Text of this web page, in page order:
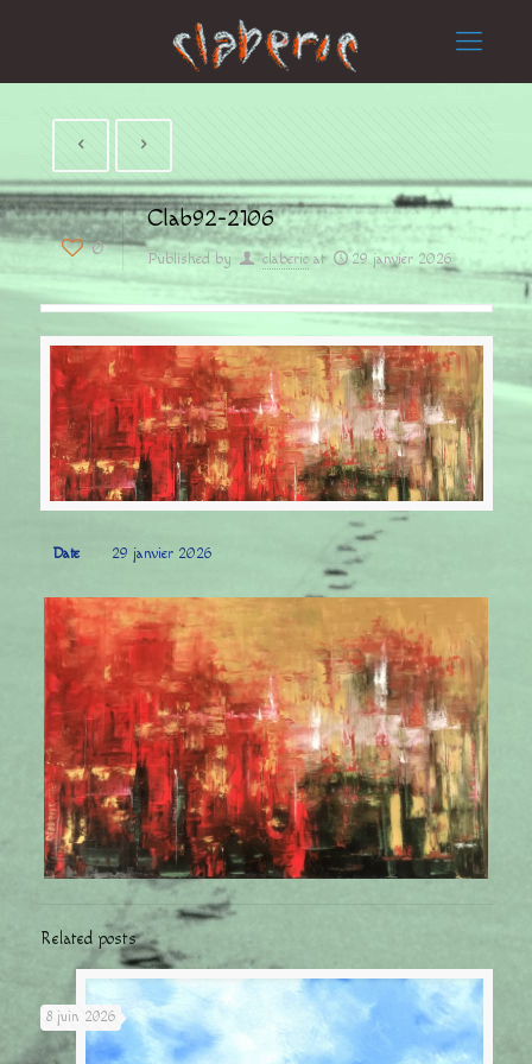
0
Clab92-2106
Published by claberic at 29 janvier 2026
Date 29 janvier 2026
Related posts
8 juin 2026